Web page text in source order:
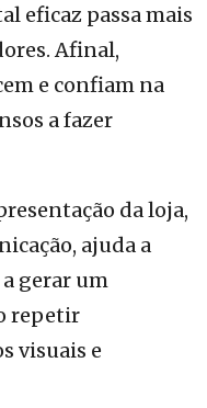
eficaz passa mais
Afinal,
e confiam na
a fazer
da loja,
ajuda a
gerar um
repetir
visuais e